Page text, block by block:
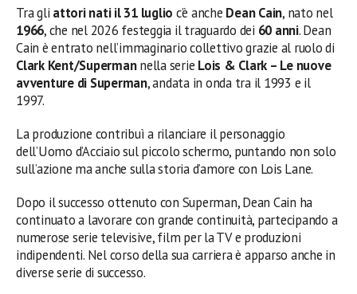
Tra gli attori nati il 31 luglio c’è anche Dean Cain, nato nel
1966, che nel 2026 festeggia il traguardo dei 60 anni. Dean
Cain è entrato nell’immaginario collettivo grazie al ruolo di
Clark Kent/Supermannella serie Lois & Clark – Le nuove
avventure di Superman, andata in onda tra il 1993 e il
1997.
La produzione contribuì a rilanciare il personaggio
dell’Uomo d’Acciaio sul piccolo schermo, puntando non solo
sull’azione ma anche sulla storia d’amore con Lois Lane.
Dopo il successo ottenuto con Superman, Dean Cain ha
continuato a lavorare con grande continuità, partecipando a
numerose serie televisive, film per la TV e produzioni
indipendenti. Nel corso della sua carriera è apparso anche in
diverse serie di successo.